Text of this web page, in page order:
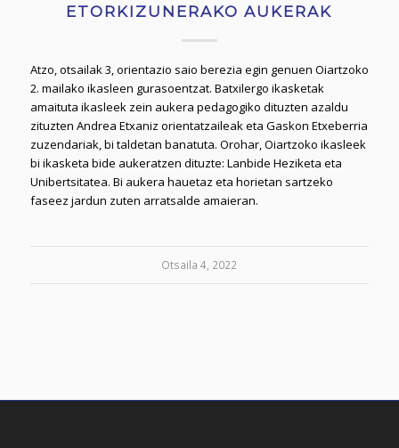
ETORKIZUNERAKO AUKERAK
Atzo, otsailak 3, orientazio saio berezia egin genuen Oiartzoko
2. mailako ikasleen gurasoentzat. Batxilergo ikasketak
amaituta ikasleek zein aukera pedagogiko dituzten azaldu
zituzten Andrea Etxaniz orientatzaileak eta Gaskon Etxeberria
zuzendariak, bi taldetan banatuta. Orohar, Oiartzoko ikasleek
bi ikasketa bide aukeratzen dituzte: Lanbide Heziketa eta
Unibertsitatea. Bi aukera hauetaz eta horietan sartzeko
faseez jardun zuten arratsalde amaieran.
Otsaila 4, 2022